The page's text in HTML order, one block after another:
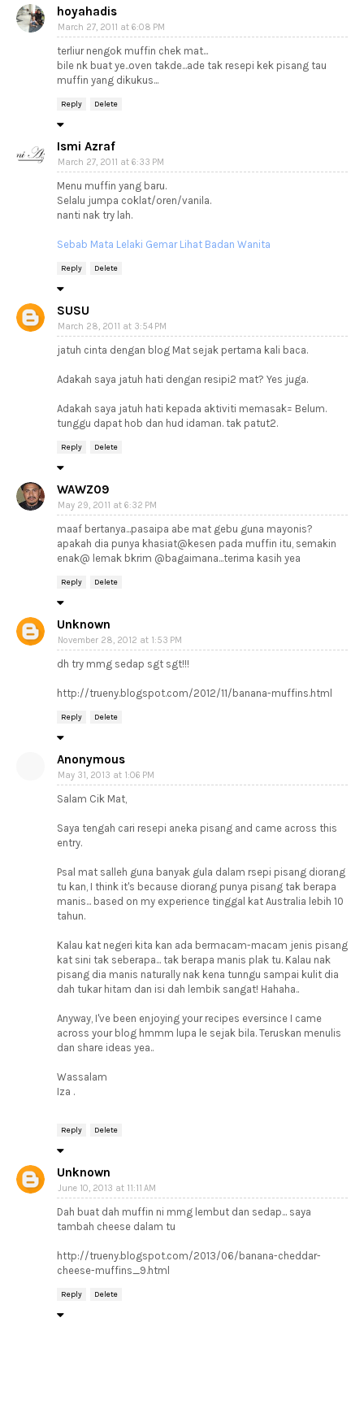
hoyahadis
March 27, 2011 at 6:08 PM
terliur nengok muffin chek mat...
bile nk buat ye..oven takde...ade tak resepi kek pisang tau
muffin yang dikukus...
Reply Delete
Ismi Azraf
March 27, 2011 at 6:33 PM
Menu muffin yang baru.
Selalu jumpa coklat/oren/vanila.
nanti nak try lah.
Sebab Mata Lelaki Gemar Lihat Badan Wanita
Reply Delete
SUSU
March 28, 2011 at 3:54 PM
jatuh cinta dengan blog Mat sejak pertama kali baca.
Adakah saya jatuh hati dengan resipi2 mat? Yes juga.
Adakah saya jatuh hati kepada aktiviti memasak= Belum.
tunggu dapat hob dan hud idaman. tak patut2.
Reply Delete
WAWZ09
May 29, 2011 at 6:32 PM
maaf bertanya...pasaipa abe mat gebu guna mayonis?
apakah dia punya khasiat@kesen pada muffin itu, semakin
enak@ lemak bkrim @bagaimana...terima kasih yea
Reply Delete
Unknown
November 28, 2012 at 1:53 PM
dh try mmg sedap sgt sgt!!!
http://trueny.blogspot.com/2012/11/banana-muffins.html
Reply Delete
Anonymous
May 31, 2013 at 1:06 PM
Salam Cik Mat,
Saya tengah cari resepi aneka pisang and came across this
entry.
Psal mat salleh guna banyak gula dalam rsepi pisang diorang
tu kan, I think it's because diorang punya pisang tak berapa
manis... based on my experience tinggal kat Australia lebih 10
tahun.
Kalau kat negeri kita kan ada bermacam-macam jenis pisang
kat sini tak seberapa... tak berapa manis plak tu. Kalau nak
pisang dia manis naturally nak kena tunngu sampai kulit dia
dah tukar hitam dan isi dah lembik sangat! Hahaha..
Anyway, I've been enjoying your recipes eversince I came
across your blog hmmm lupa le sejak bila. Teruskan menulis
dan share ideas yea..
Wassalam
Iza .
Reply Delete
Unknown
June 10, 2013 at 11:11 AM
Dah buat dah muffin ni mmg lembut dan sedap... saya
tambah cheese dalam tu
http://trueny.blogspot.com/2013/06/banana-cheddar-
cheese-muffins_9.html
Reply Delete